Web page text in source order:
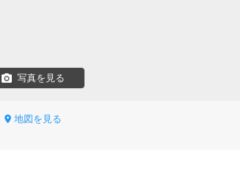
写真を見る
地図を見る